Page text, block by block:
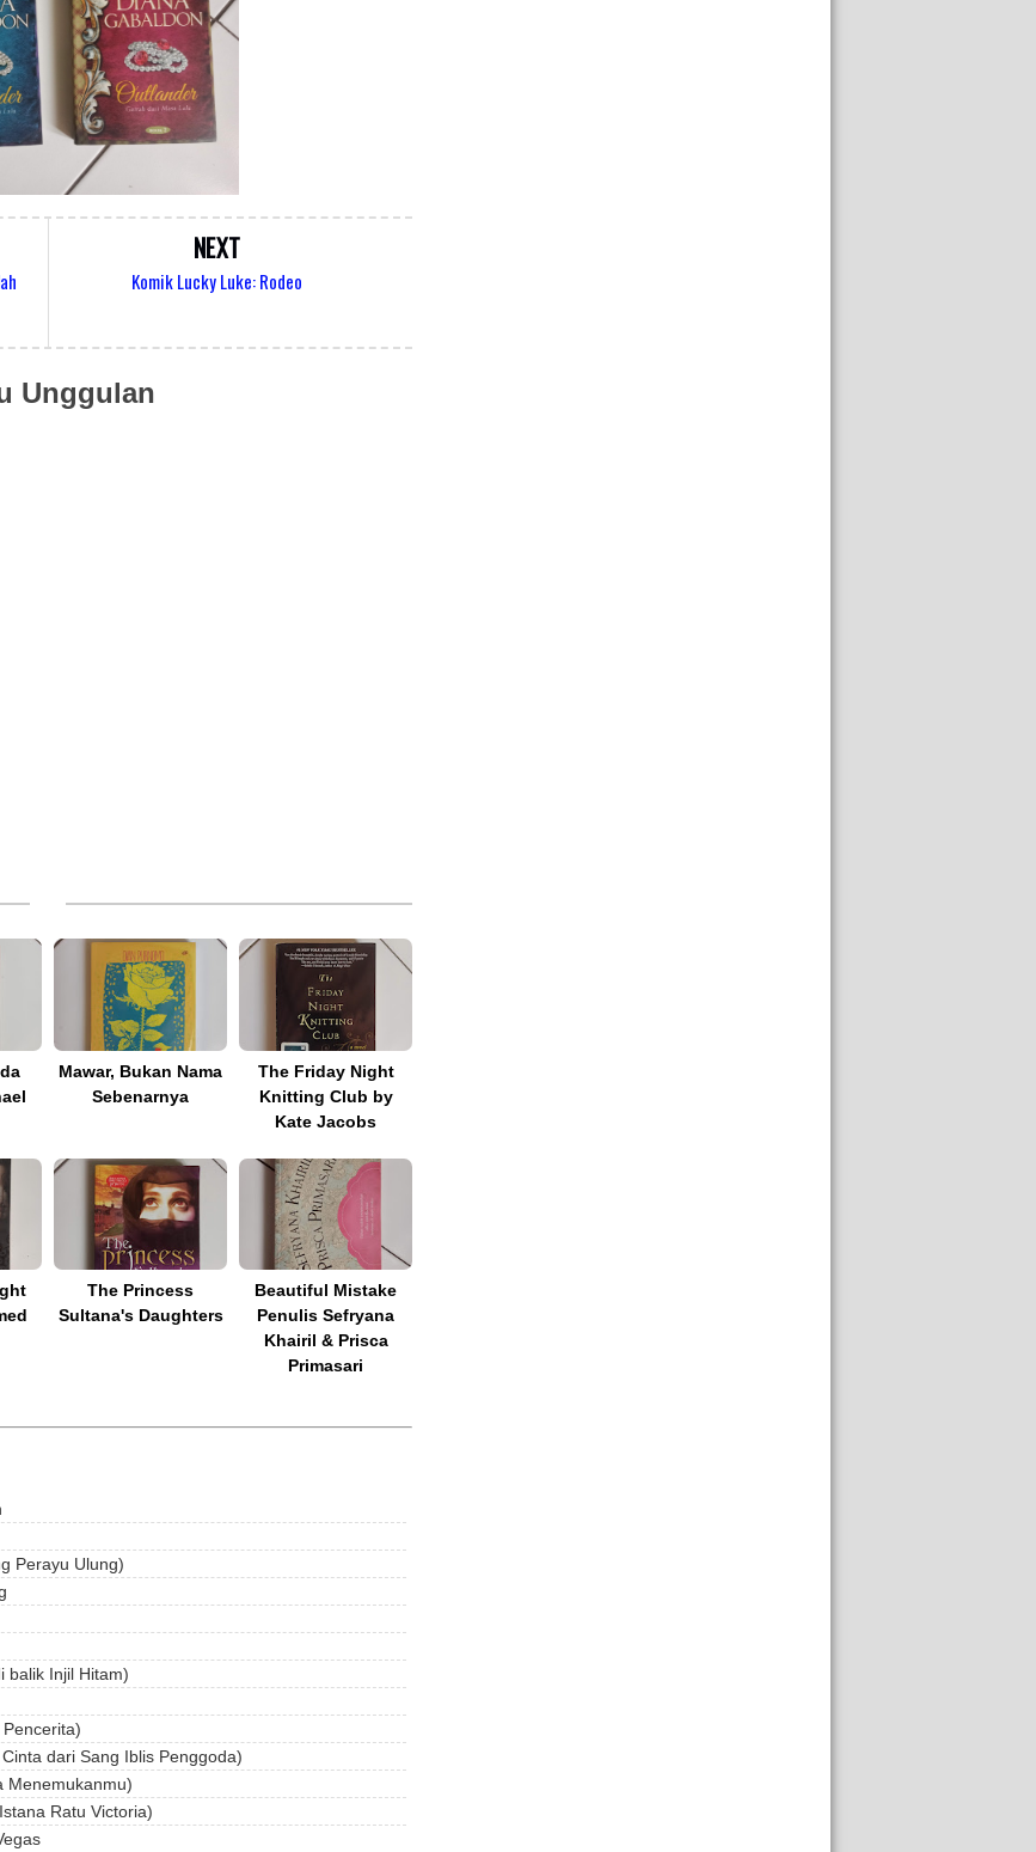
NEXT
Komik Lucky Luke: Rodeo
Unggulan
Mawar, Bukan Nama
Sebenarnya
The Friday Night
Knitting Club by
Kate Jacobs
The Princess
Sultana's Daughters
Beautiful Mistake
Penulis Sefryana
Khairil & Prisca
Primasari
Perayu Ulung)
balik Injil Hitam)
dari Sang Iblis Penggoda)
Menemukanmu)
Ratu Victoria)